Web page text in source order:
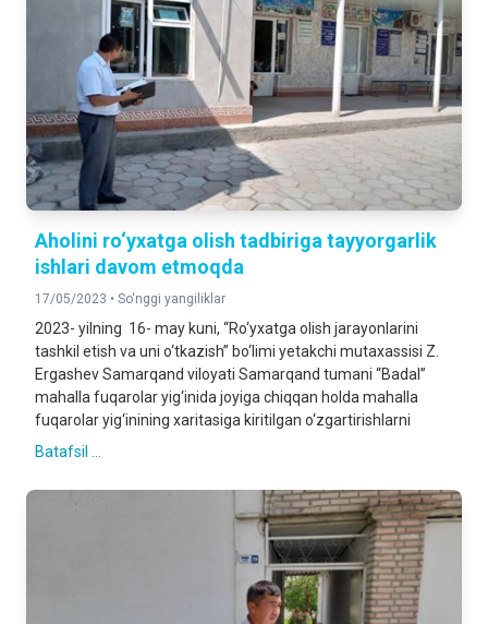
Aholini ro‘yxatga olish tadbiriga tayyorgarlik
ishlari davom etmoqda
17/05/2023 • So‘nggi yangiliklar
2023- yilning 16- may kuni, “Ro‘yxatga olish jarayonlarini
tashkil etish va uni o‘tkazish” bo‘limi yetakchi mutaxassisi Z.
Ergashev Samarqand viloyati Samarqand tumani “Badal”
mahalla fuqarolar yig‘inida joyiga chiqqan holda mahalla
fuqarolar yig‘inining xaritasiga kiritilgan o‘zgartirishlarni
Batafsil ...